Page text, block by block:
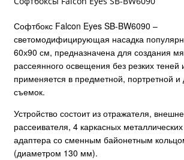
Софтбокс Falcon Eyes SB-BW6090 –
светомодифицирующая насадка
60х90 см, предназначена для создания
рассеянного освещения без резких
применяется в предметной, портретной и
съемок.
Устройство состоит из отражателя,
рассеивателя, 4 каркасных
адаптера со сменным байонетным
(диаметром 130 мм).